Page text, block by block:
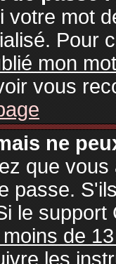
votre mot
Pour
mon
vous
ne
que
passe.
le
de
les